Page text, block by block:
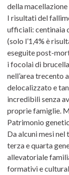
della macellazione
I risultati del
ufficiali: centinaia
(solo l’1,4% è
eseguite post-
i focolai di
nell’area trecento
delocalizzato e
incredibili senza
proprie famiglie.
Patrimonio
Da alcuni mesi
terza e quarta
allevatoriale
formativi e